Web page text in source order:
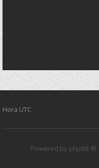
Hora UTC
Powered by phpBB ®